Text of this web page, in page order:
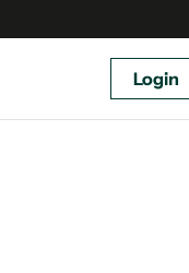
Login